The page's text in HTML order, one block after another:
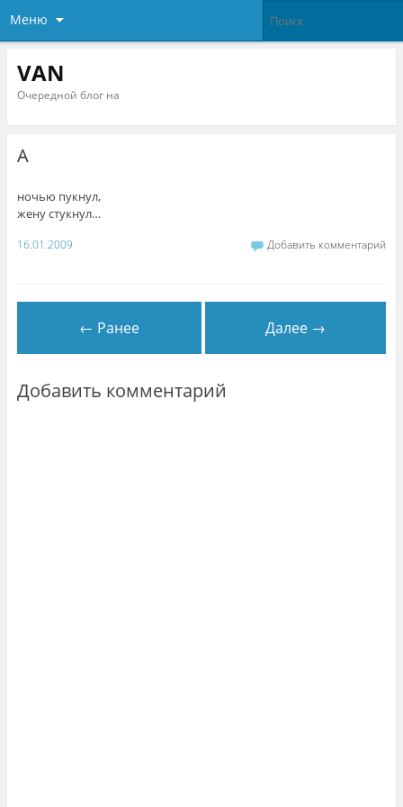
Меню
VAN
Очередной блог на
А
ночью пукнул,
жену стукнул…
16.01.2009 Добавить комментарий
← Ранее Далее →
Добавить комментарий